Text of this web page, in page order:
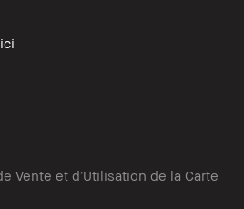
Vente et d’Utilisation de la Carte